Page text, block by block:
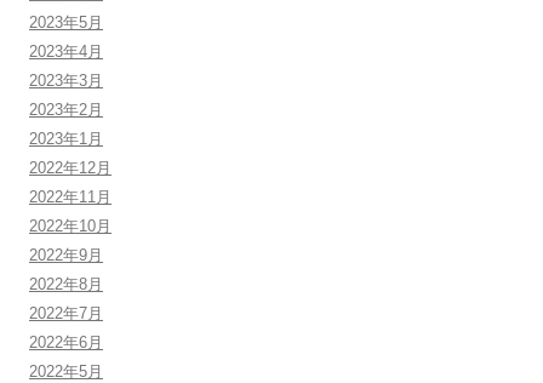
2023年5月
2023年4月
2023年3月
2023年2月
2023年1月
2022年12月
2022年11月
2022年10月
2022年9月
2022年8月
2022年7月
2022年6月
2022年5月